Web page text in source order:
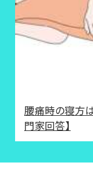
腰痛時の寝方は
門家回答】